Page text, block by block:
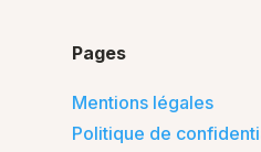
Pages
Mentions légales
Politique de